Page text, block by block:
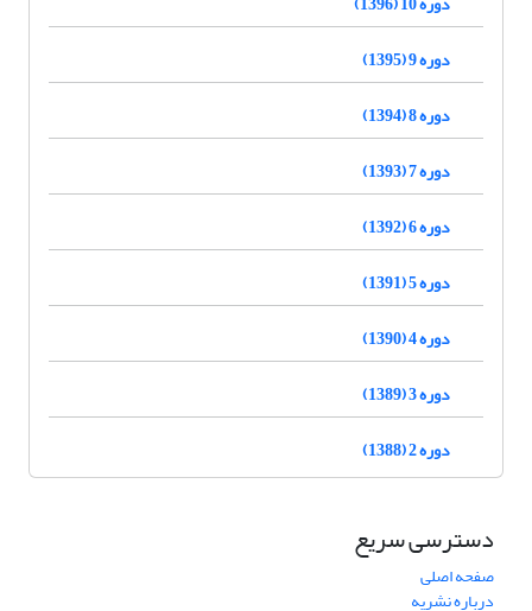
دوره 9 (1395)
دوره 8 (1394)
دوره 7 (1393)
دوره 6 (1392)
دوره 5 (1391)
دوره 4 (1390)
دوره 3 (1389)
دوره 2 (1388)
دسترسی سریع
صفحه اصلی
درباره نشریه